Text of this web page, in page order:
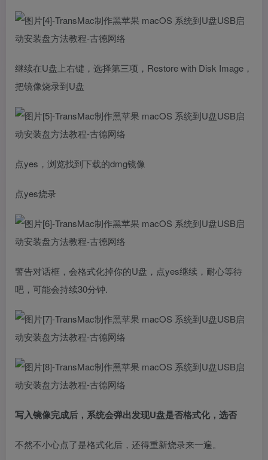
继续在U盘上右键，选择第三项，Restore with Disk Image，
把镜像烧录到U盘
点yes，浏览找到下载的dmg镜像
点yes烧录
警告对话框，会格式化掉你的U盘，点yes继续，耐心等待
吧，可能会持续30分钟.
写入镜像完成后，系统会弹出发现U盘是否格式化，选否
不然不小心点了是格式化后，还得重新烧录来一遍。